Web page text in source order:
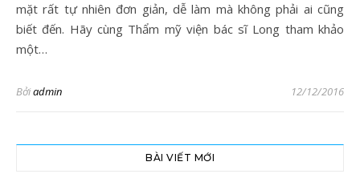
mặt rất tự nhiên đơn giản, dễ làm mà không phải ai cũng
biết đến. Hãy cùng Thẩm mỹ viện bác sĩ Long tham khảo
một…
Bởiadmin 12/12/2016
BÀI VIẾT MỚI